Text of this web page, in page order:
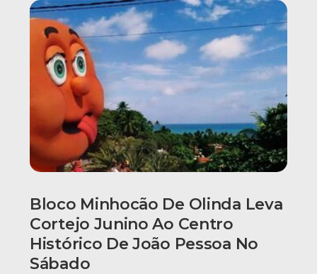
Bloco Minhocão De Olinda Leva
Cortejo Junino Ao Centro
Histórico De João Pessoa No
Sábado